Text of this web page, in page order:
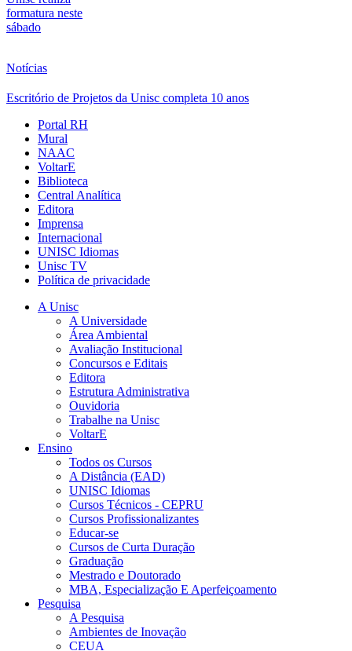
formatura neste
sábado
Notícias
Escritório de Projetos da Unisc completa 10 anos
Portal RH
Mural
NAAC
VoltarE
Biblioteca
Central Analítica
Editora
Imprensa
Internacional
UNISC Idiomas
Unisc TV
Política de privacidade
A Unisc
A Universidade
Área Ambiental
Avaliação Institucional
Concursos e Editais
Editora
Estrutura Administrativa
Ouvidoria
Trabalhe na Unisc
VoltarE
Ensino
Todos os Cursos
A Distância (EAD)
UNISC Idiomas
Cursos Técnicos - CEPRU
Cursos Profissionalizantes
Educar-se
Cursos de Curta Duração
Graduação
Mestrado e Doutorado
MBA, Especialização E Aperfeiçoamento
Pesquisa
A Pesquisa
Ambientes de Inovação
CEUA